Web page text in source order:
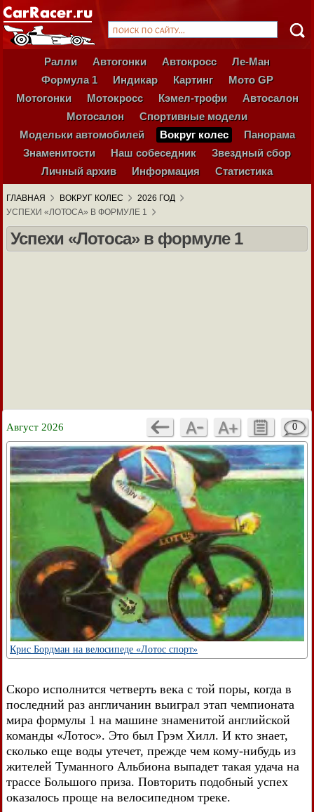
Ралли Автогонки Автокросс
Ле-Ман
Формула 1
Индикар Картинг
Мото GP
Мотогонки
Мотокросс Кэмел-трофи
Автосалон
Мотосалон
Спортивные модели
Модельки автомобилей
Вокруг колес
Панорама
Знаменитости
Наш собеседник
Звездный сбор
Личный архив
Информация Статистика
ГЛАВНАЯ ВОКРУГ КОЛЕС
2026 ГОД
УСПЕХИ «ЛОТОСА» В ФОРМУЛЕ 1
Успехи «Лотоса» в формуле 1
Август 2026 0
Крис Бордман на велосипеде «Лотос спорт»
Скоро исполнится четверть века с той поры, когда в
последний раз англичанин выиграл этап чемпионата
мира формулы 1 на машине знаменитой английской
команды «Лотос». Это был Грэм Хилл. И кто знает,
сколько еще воды утечет, прежде чем кому-нибудь из
жителей Туманного Альбиона выпадет такая удача на
трассе Большого приза. Повторить подобный успех
оказалось проще на велосипедном треке.